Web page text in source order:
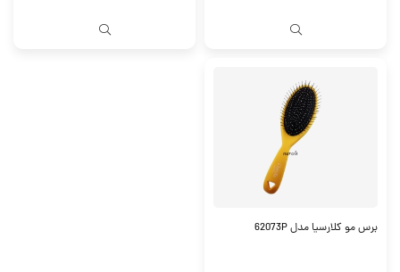
برس مو کلارسیا مدل 62073P